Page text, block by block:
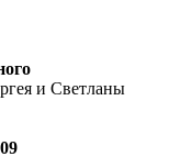
и Светланы